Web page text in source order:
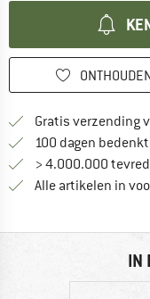
Gratis verzending
100 dagen
> 4.000.000
Alle artikelen in
IN